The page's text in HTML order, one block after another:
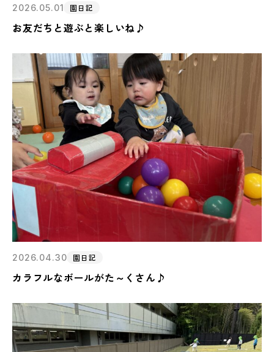
2026.05.01 園日記
お友だちと遊ぶと楽しいね♪
2026.04.30 園日記
カラフルなボールがた～くさん♪